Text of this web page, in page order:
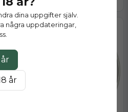
dina uppgifter själv.
några uppdateringar,
år